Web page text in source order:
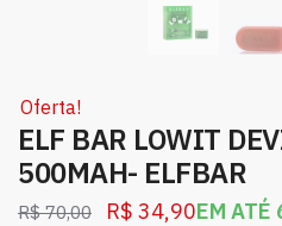
Oferta!
ELF BAR LOWIT
500MAH- ELFBAR
R$70,00 R$ 34,90EM ATÉ